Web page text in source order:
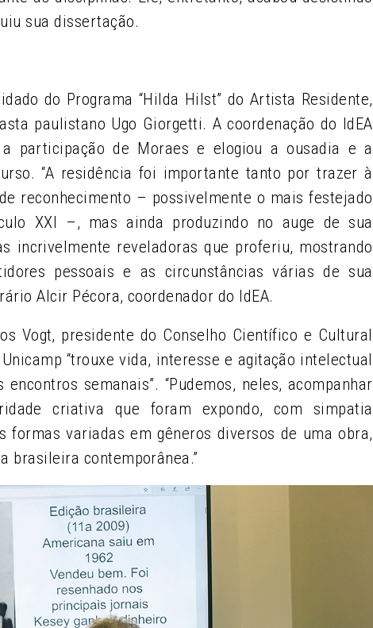
sua dissertação.
do Programa “Hilda Hilst” do Artista Residente,
paulistano Ugo Giorgetti. A coordenação do IdEA
participação de Moraes e elogiou a ousadia e a
“A residência foi importante tanto por trazer à
reconhecimento – possivelmente o mais festejado
XXI –, mas ainda produzindo no auge de sua
incrivelmente reveladoras que proferiu, mostrando
pessoais e as circunstâncias várias de sua
Alcir Pécora, coordenador do IdEA.
Vogt, presidente do Conselho Científico e Cultural
“trouxe vida, interesse e agitação intelectual
semanais”. “Pudemos, neles, acompanhar
criativa que foram expondo, com simpatia
formas variadas em gêneros diversos de uma obra,
brasileira contemporânea.”